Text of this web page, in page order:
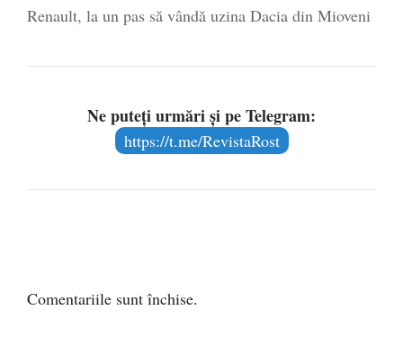
Renault, la un pas să vândă uzina Dacia din Mioveni
Ne puteți urmări și pe Telegram:
https://t.me/RevistaRost
Comentariile sunt închise.